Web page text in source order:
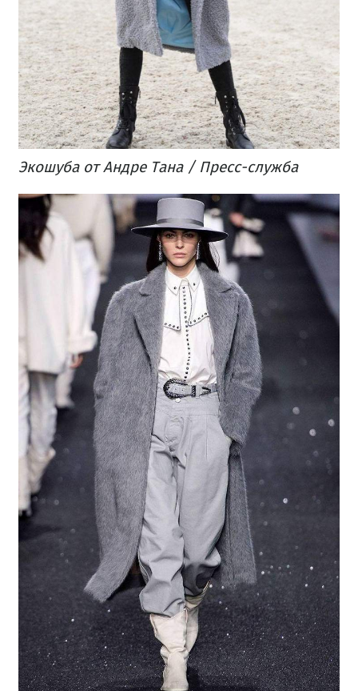
Экошуба от Андре Тана / Пресс-служба